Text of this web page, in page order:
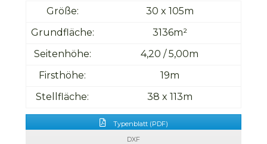
Größe:
30 x 105m
Grundfläche:
3136m²
Seitenhöhe:
4,20 / 5,00m
Firsthöhe:
19m
Stellfläche:
38 x 113m
Typenblatt (PDF)
DXF